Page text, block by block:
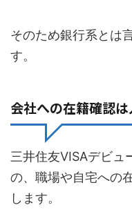
そのため銀行系とは
す。
会社への在籍確認は
三井住友VISAデビュ
の、職場や自宅への
します。